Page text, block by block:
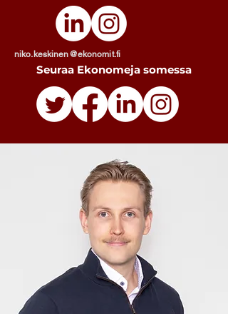
niko.keskinen@ekonomit.fi
Seuraa Ekonomeja somessa